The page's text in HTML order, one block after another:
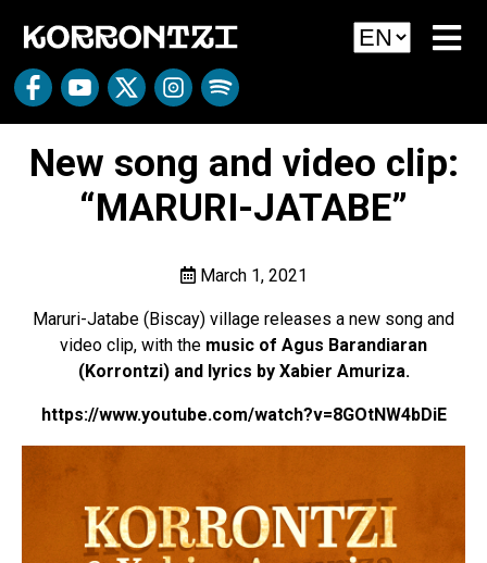
New song and video clip:
“MARURI-JATABE”
March 1, 2021
Maruri-Jatabe (Biscay) village releases a new song and
video clip, with the music of Agus Barandiaran
(Korrontzi) and lyrics by Xabier Amuriza.
https://www.youtube.com/watch?v=8GOtNW4bDiE